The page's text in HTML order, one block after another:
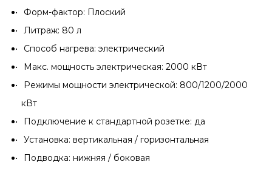
Форм-фактор: Плоский
Литраж: 80 л
Способ нагрева: электрический
Макс. мощность электрическая: 2000 кВт
Режимы мощности электрической: 800/1200/2000
кВт
Подключение к стандартной розетке: да
Установка: вертикальная / горизонтальная
Подводка: нижняя / боковая